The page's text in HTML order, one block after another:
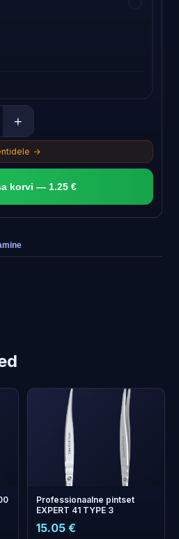
+
→
korvi — 1.25 €
Professionaalne pintset
EXPERT 41 TYPE 3
15.05 €